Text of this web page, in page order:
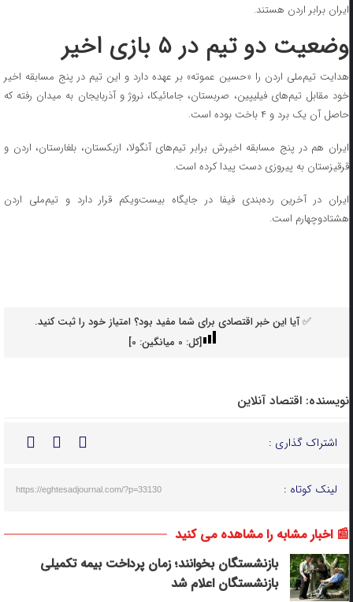
ایران برابر اردن هستند.
وضعیت دو تیم در ۵ بازی اخیر
هدایت تیم‌ملی اردن را «حسین عموته» بر عهده دارد و این تیم در پنج مسابقه اخیر
خود مقابل تیم‌های فیلیپین، صربستان، جامائیکا، نروژ و آذربایجان به میدان رفته‌ که
حاصل آن یک برد و ۴ باخت بوده است.
ایران هم در پنج مسابقه اخیرش برابر تیم‌های آنگولا، ازبکستان، بلغارستان، اردن و
قرقیزستان به پیروزی دست پیدا کرده است.
ایران در آخرین رده‌بندی فیفا در جایگاه بیست‌ویکم قرار دارد و تیم‌ملی اردن
هشتادوچهارم است.
✅ آیا این خبر اقتصادی برای شما مفید بود؟ امتیاز خود را ثبت کنید.
[کل: 0میانگین: 0
]
نویسنده: اقتصاد آنلاین
اشتراک گذاری :
لینک کوتاه : https://eghtesadjournal.com/?p=33130
📰 اخبار مشابه را مشاهده می کنید
بازنشستگان بخوانند؛ زمان پرداخت بیمه تکمیلی
بازنشستگان اعلام شد